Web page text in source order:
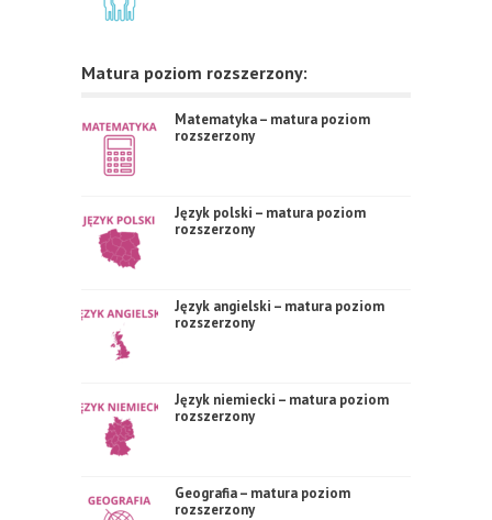
Matura poziom rozszerzony:
Matematyka – matura poziom
rozszerzony
Język polski – matura poziom
rozszerzony
Język angielski – matura poziom
rozszerzony
Język niemiecki – matura poziom
rozszerzony
Geografia – matura poziom
rozszerzony